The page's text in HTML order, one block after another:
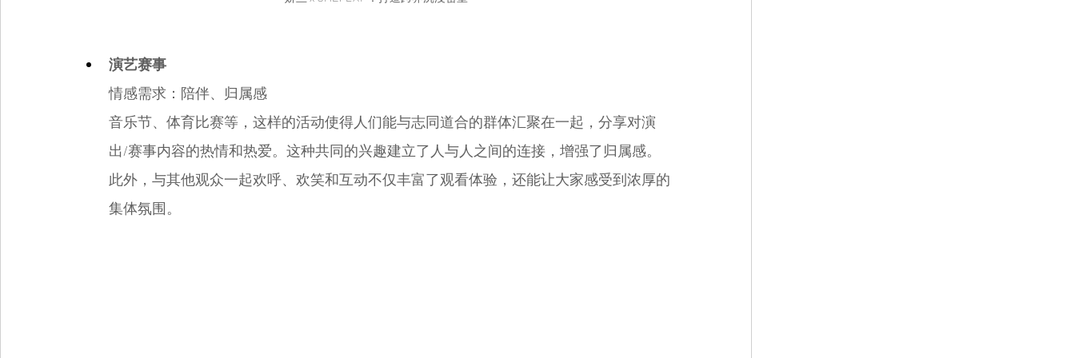
演艺赛事
情感需求：陪伴、归属感
音乐节、体育比赛等，这样的活动使得人们能与志同道合的群体汇聚在一起，分享对演
出/赛事内容的热情和热爱。这种共同的兴趣建立了人与人之间的连接，增强了归属感。
此外，与其他观众一起欢呼、欢笑和互动不仅丰富了观看体验，还能让大家感受到浓厚的
集体氛围。